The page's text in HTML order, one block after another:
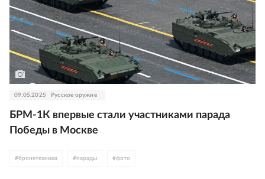
09.05.2025 Русское оружие
БРМ-1К впервые стали участниками парада
Победы в Москве
#бронетехника #парады #фото